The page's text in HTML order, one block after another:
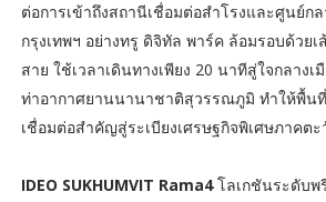
ต่อการเข้าถึงสถานีเชื่อมต่อสำโรงและศูนย์ก
กรุงเทพฯ อย่างทรู ดิจิทัล พาร์ค ล้อมรอบด้วย
สาย ใช้เวลาเดินทางเพียง 20 นาทีสู่ใจกลางเ
ท่าอากาศยานนานาชาติสุวรรณภูมิ ทำให้พื้น
เชื่อมต่อสำคัญสู่ระเบียงเศรษฐกิจพิเศษภาคตะ
IDEO SUKHUMVIT Rama4โลเกชันระดับ